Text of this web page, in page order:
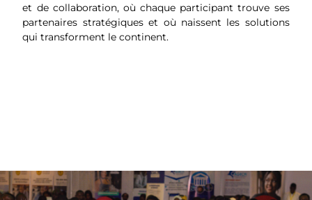
et de collaboration, où chaque participant trouve ses
partenaires stratégiques et où naissent les solutions
qui transforment le continent.